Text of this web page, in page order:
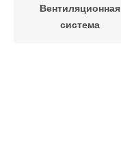
Вентиляционная
система